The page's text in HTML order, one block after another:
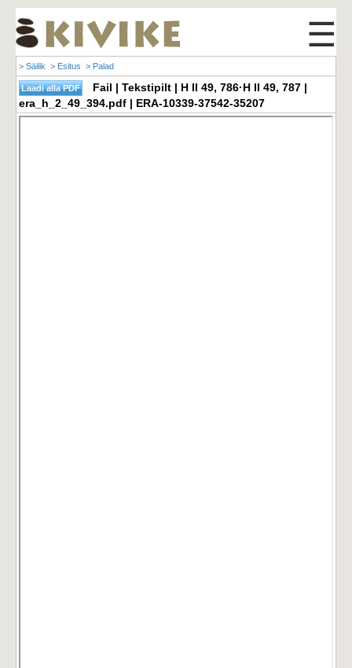
☰
> Säilik > Esitus > Palad
Fail | Tekstipilt | H II 49, 786·H II 49, 787 |
era_h_2_49_394.pdf | ERA-10339-37542-35207